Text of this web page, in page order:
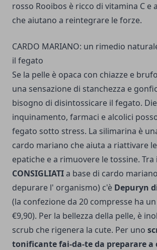
rosso Rooibos è ricco di vitamina C e
che aiutano a reintegrare le forze.
CARDO MARIANO: un rimedio
il fegato
Se la pelle è opaca con chiazze e
una sensazione di stanchezza e
bisogno di disintossicare il fegato.
inquinamento, farmaci e alcolici
fegato sotto stress. La silimarina è
cardo mariano che aiuta a riattivare
epatiche e a rimuovere le tossine. Tra i
CONSIGLIATIa base di cardo
depurare l' organismo) c'è Depuryn
(la confezione da 20 compresse ha
€9,90). Per la bellezza della pelle, è
scrub che rigenera la cute. Per uno
tonificante fai-da-te da preparare a